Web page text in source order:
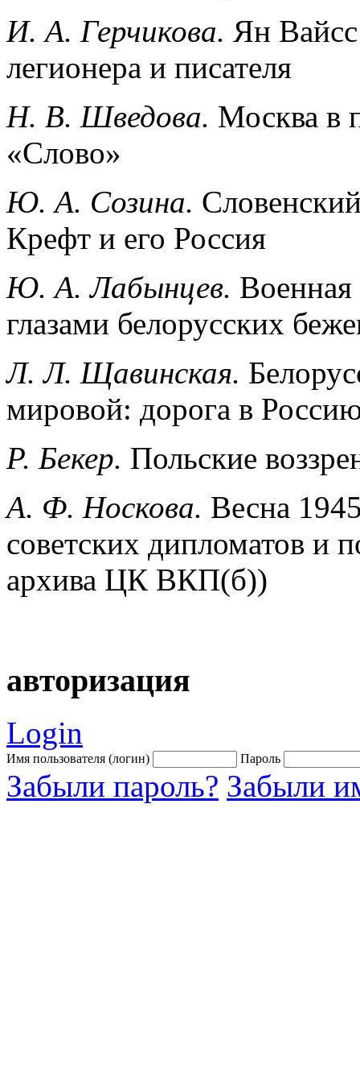
И. А. Герчикова. Ян
легионера и писателя
Н. В. Шведова. Москва в
«Слово»
Ю. А. Созина.
Крефт и его Россия
Ю. А. Лабынцев.
глазами белорусских
Л. Л. Щавинская.
мировой: дорога в
Р. Бекер. Польские
А. Ф. Носкова. Весна
советских дипломатов и
архива ЦК ВКП(б))
авторизация
Login
Имя пользователя (логин) Пароль
Забыли пароль? Забыли